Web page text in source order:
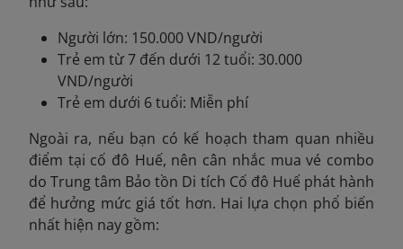
Người lớn: 150.000 VND/người
Trẻ em từ 7 đến dưới 12 tuổi: 30.000
VND/người
Trẻ em dưới 6 tuổi: Miễn phí
Ngoài ra, nếu bạn có kế hoạch tham quan nhiều
điểm tại cố đô Huế, nên cân nhắc mua vé combo
do Trung tâm Bảo tồn Di tích Cố đô Huế phát hành
để hưởng mức giá tốt hơn. Hai lựa chọn phổ biến
nhất hiện nay gồm: